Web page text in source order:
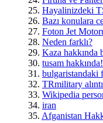
25. Hayalinizdeki
26. Bazı konulara
27. Foton Jet
28. Neden farklı?
29. Kaza hakkında
30. tusam
31. bulgaristandaki
32. TRmilitary
33. Wikipedia
34. iran
35. Afganistan